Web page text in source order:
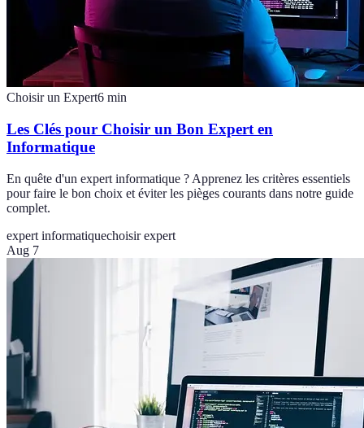
Choisir un Expert6 min
Les Clés pour Choisir un Bon Expert en
Informatique
En quête d'un expert informatique ? Apprenez les critères essentiels
pour faire le bon choix et éviter les pièges courants dans notre guide
complet.
expert informatiquechoisir expert
Aug 7